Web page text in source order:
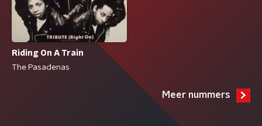
Riding On A Train
The Pasadenas
Meer nummers